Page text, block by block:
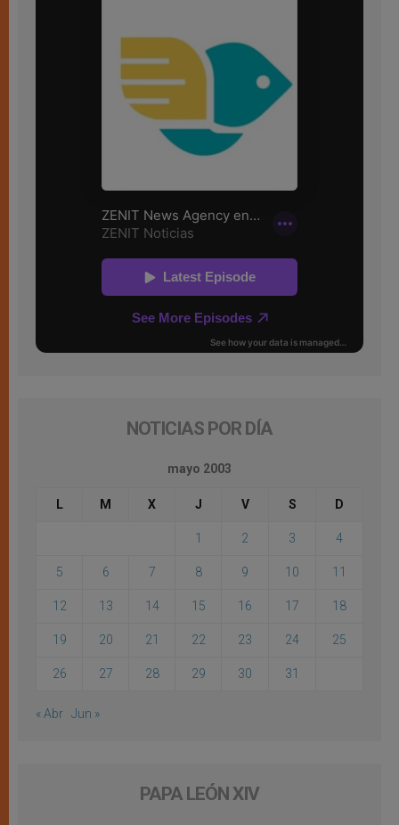
NOTICIAS POR DÍA
mayo 2003
L M X J V S D
1 2 3 4
5 6 7 8 9 10 11
12 13 14 15 16 17 18
19 20 21 22 23 24 25
26 27 28 29 30 31
« Abr Jun »
PAPA LEÓN XIV